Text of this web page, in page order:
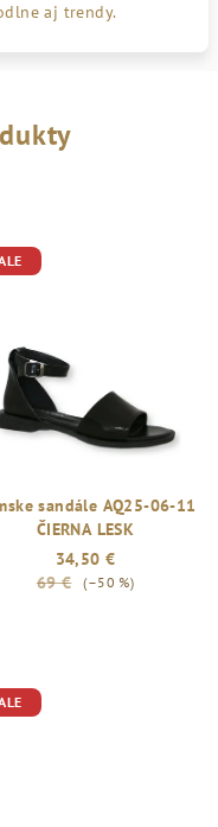
aj trendy.
sandále AQ25-06-11
ČIERNA LESK
34,50 €
69 €
(–50 %)